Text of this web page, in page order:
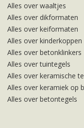
Alles over waaltjes
Alles over dikformaten
Alles over keiformaten
Alles over kinderkoppen
Alles over betonklinkers
Alles over tuintegels
Alles over keramische
Alles over keramiek op
Alles over betontegels